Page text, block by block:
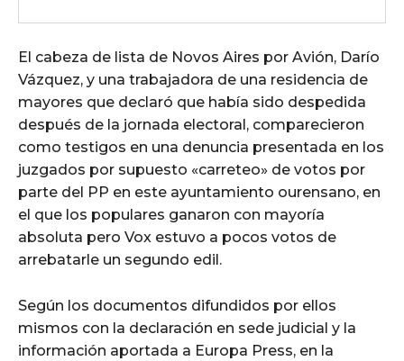
El cabeza de lista de Novos Aires por Avión, Darío
Vázquez, y una trabajadora de una residencia de
mayores que declaró que había sido despedida
después de la jornada electoral, comparecieron
como testigos en una denuncia presentada en los
juzgados por supuesto «carreteo» de votos por
parte del PP en este ayuntamiento ourensano, en
el que los populares ganaron con mayoría
absoluta pero Vox estuvo a pocos votos de
arrebatarle un segundo edil.
Según los documentos difundidos por ellos
mismos con la declaración en sede judicial y la
información aportada a Europa Press, en la